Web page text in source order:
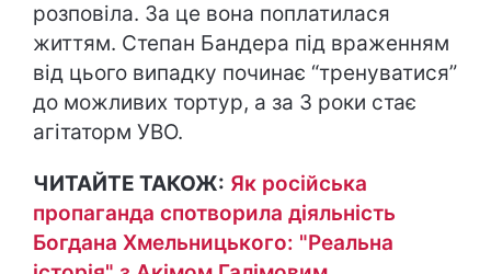
розповіла. За це вона поплатилася
життям. Степан Бандера під враженням
від цього випадку починає “тренуватися”
до можливих тортур, а за 3 роки стає
агітаторм УВО.
ЧИТАЙТЕ ТАКОЖ: Як російська
пропаганда спотворила діяльність
Богдана Хмельницького: "Реальна